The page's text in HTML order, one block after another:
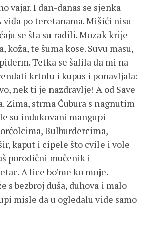
vajar. I dan-danas se sjenka
viđa po teretanama. Mišići nisu
se šta su radili. Mozak krije
koža, te šuma kose. Suvu masu,
Tetka se šalila da mi na
krtolu i kupus i ponavljala:
nek ti je nazdravlje! A od Save
Zima, strma Čubura s nagnutim
su indukovani mangupi
Bulburdercima,
kaput i cipele što cvile i vole
porodični mučenik i
A lice bo’me ko moje.
s bezbroj duša, duhova i malo
misle da u ogledalu vide samo